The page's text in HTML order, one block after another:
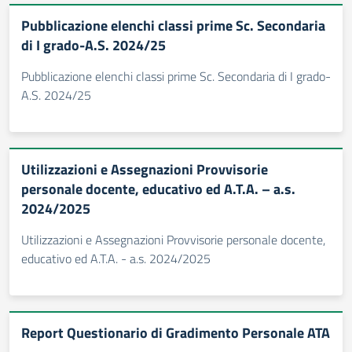
Pubblicazione elenchi classi prime Sc. Secondaria
di I grado-A.S. 2024/25
Pubblicazione elenchi classi prime Sc. Secondaria di I grado-
A.S. 2024/25
Utilizzazioni e Assegnazioni Provvisorie
personale docente, educativo ed A.T.A. – a.s.
2024/2025
Utilizzazioni e Assegnazioni Provvisorie personale docente,
educativo ed A.T.A. - a.s. 2024/2025
Report Questionario di Gradimento Personale ATA